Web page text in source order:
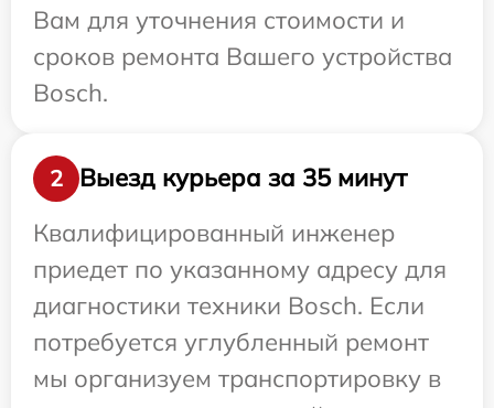
Вам для уточнения стоимости и
сроков ремонта Вашего устройства
Bosch.
2
Выезд курьера за 35 минут
Квалифицированный инженер
приедет по указанному адресу для
диагностики техники Bosch. Если
потребуется углубленный ремонт
мы организуем транспортировку в